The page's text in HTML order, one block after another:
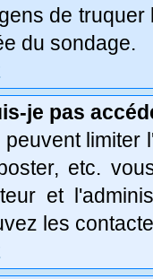
de
du sondage.
je pas
limiter
etc.
et
les